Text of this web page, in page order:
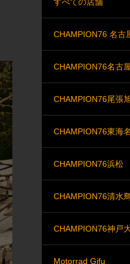
CHAMPION76 名古
CHAMPION76名古
CHAMPION76尾張
CHAMPION76東海
CHAMPION76浜松
CHAMPION76清水
CHAMPION76神戸
Motorrad Gifu